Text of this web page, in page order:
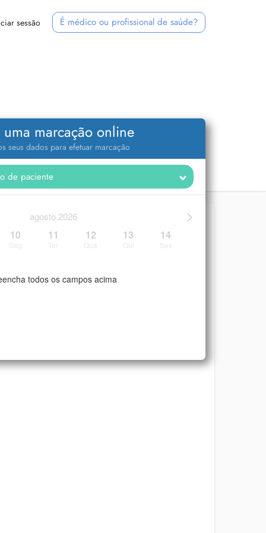
sessão É médico ou profissional de saúde?
uma marcação online
seus dados para efetuar marcação
>
agosto 2026
10 11 12 13 14
todos os campos acima